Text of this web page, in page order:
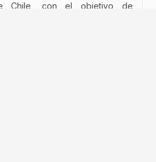
Chile, con el objetivo de